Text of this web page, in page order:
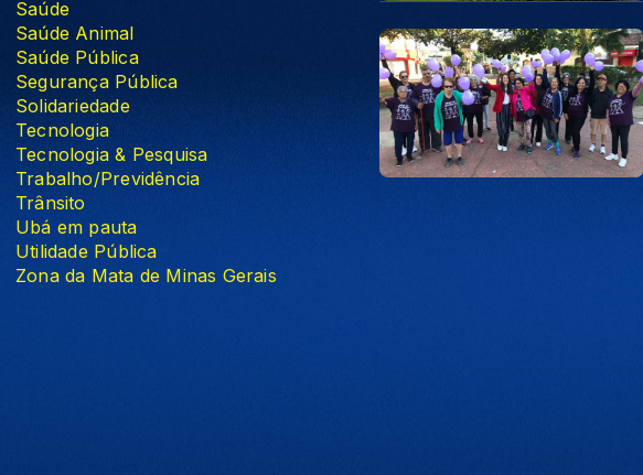
Saúde
Saúde Animal
Saúde Pública
Segurança Pública
Solidariedade
Tecnologia
Tecnologia & Pesquisa
Trabalho/Previdência
Trânsito
Ubá em pauta
Utilidade Pública
Zona da Mata de Minas Gerais